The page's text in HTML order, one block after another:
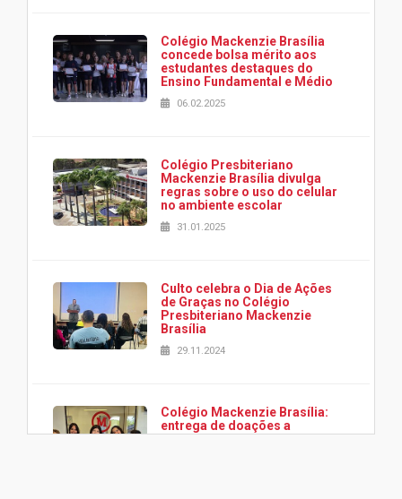
Colégio Mackenzie Brasília
concede bolsa mérito aos
estudantes destaques do
Ensino Fundamental e Médio
06.02.2025
Colégio Presbiteriano
Mackenzie Brasília divulga
regras sobre o uso do celular
no ambiente escolar
31.01.2025
Culto celebra o Dia de Ações
de Graças no Colégio
Presbiteriano Mackenzie
Brasília
29.11.2024
Colégio Mackenzie Brasília:
entrega de doações a
associação Viver da Cidade